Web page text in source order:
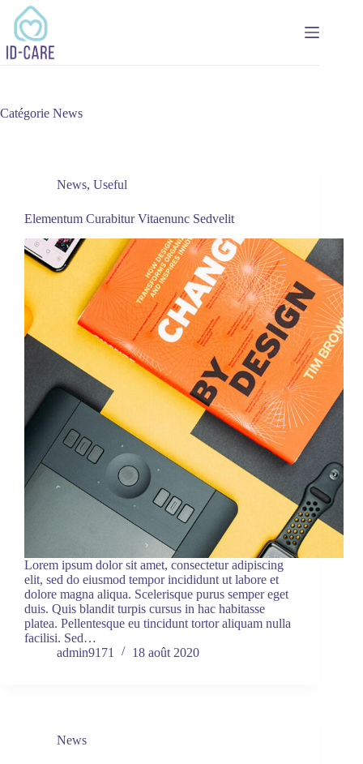
Passer
contenu
Catégorie News
News, Useful
Elementum Curabitur Vitaenunc Sedvelit
Lorem ipsum dolor sit amet, consectetur adipiscing
elit, sed do eiusmod tempor incididunt ut labore et
dolore magna aliqua. Scelerisque purus semper eget
duis. Quis blandit turpis cursus in hac habitasse
platea. Pellentesque eu tincidunt tortor aliquam nulla
facilisi. Sed…
admin9171
18 août 2020
News